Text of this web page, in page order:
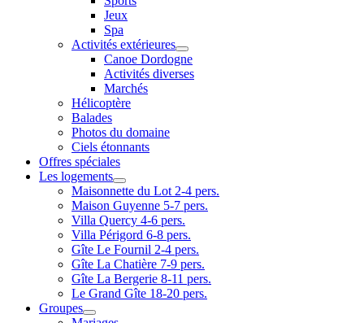
Jeux
Spa
Activités extérieures
Canoe Dordogne
Activités diverses
Marchés
Hélicoptère
Balades
Photos du domaine
Ciels étonnants
Offres spéciales
Les logements
Maisonnette du Lot 2-4 pers.
Maison Guyenne 5-7 pers.
Villa Quercy 4-6 pers.
Villa Périgord 6-8 pers.
Gîte Le Fournil 2-4 pers.
Gîte La Chatière 7-9 pers.
Gîte La Bergerie 8-11 pers.
Le Grand Gîte 18-20 pers.
Groupes